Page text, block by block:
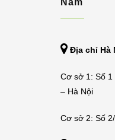
Nam
Địa chỉ Hà
Cơ sở 1: Số 1
– Hà Nội
Cơ sở 2: Số